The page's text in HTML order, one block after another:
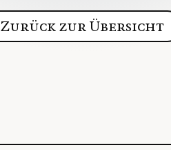
Zurück zur Übersicht